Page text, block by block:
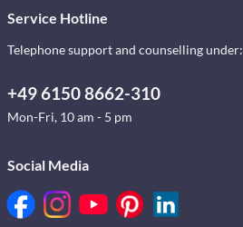
Service Hotline
Telephone support and counselling under:
+49 6150 8662-310
Mon-Fri, 10 am - 5 pm
Social Media